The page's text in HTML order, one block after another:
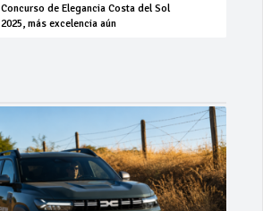
Concurso de Elegancia Costa del Sol
2025, más excelencia aún